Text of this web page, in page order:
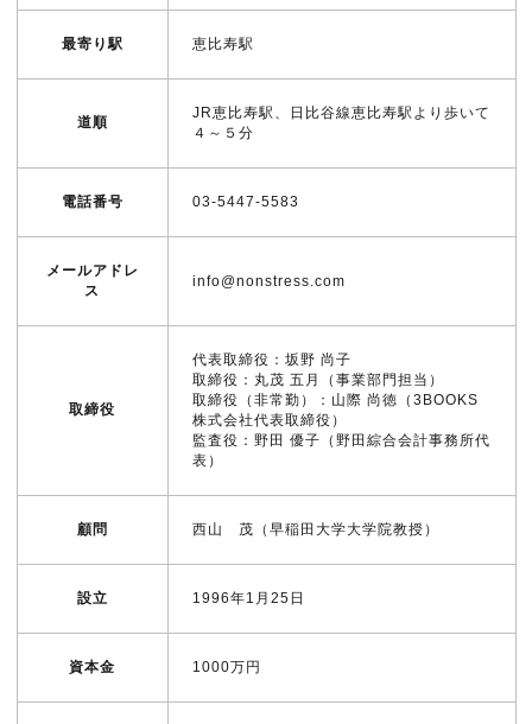
最寄り駅 恵比寿駅
道順
JR恵比寿駅、日比谷線恵比寿駅より歩いて
４～５分
電話番号 03-5447-5583
メールアドレ
ス
info@nonstress.com
取締役
代表取締役：坂野 尚子
取締役：丸茂 五月（事業部門担当）
取締役（非常勤）：山際 尚徳（3BOOKS
株式会社代表取締役）
監査役：野田 優子（野田綜合会計事務所代
表）
顧問 西山 茂（早稲田大学大学院教授）
設立 1996年1月25日
資本金 1000万円